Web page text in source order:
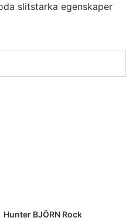
slitstarka egenskaper
Hunter BJÖRN Rock